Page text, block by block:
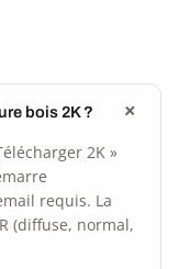
bois 2K ?
2K »
requis. La
(diffuse, normal,